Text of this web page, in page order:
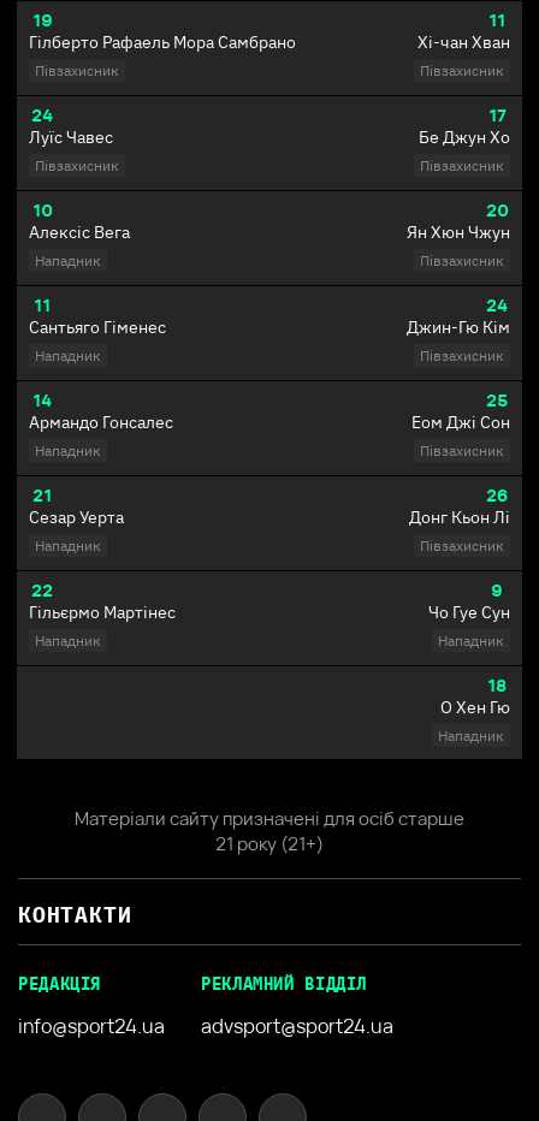
19
Гілберто Рафаель Мора Самбрано
Півзахисник
24
Луїс Чавес
Півзахисник
10
Алексіс Вега
Нападник
11
Сантьяго Гіменес
Нападник
14
Армандо Гонсалес
Нападник
21
Сезар Уерта
Нападник
22
Гільєрмо Мартінес
Нападник
11
Хі-чан Хван
Півзахисник
17
Бе Джун Хо
Півзахисник
20
Ян Хюн Чжун
Півзахисник
24
Джин-Гю Кім
Півзахисник
25
Еом Джі Сон
Півзахисник
26
Донг Кьон Лі
Півзахисник
9
Чо Гуе Сун
Нападник
18
О Хен Гю
Нападник
Матеріали сайту призначені для осіб старше
21 року (21+)
КОНТАКТИ
РЕДАКЦІЯ
info@sport24.ua
РЕКЛАМНИЙ ВІДДІЛ
advsport@sport24.ua